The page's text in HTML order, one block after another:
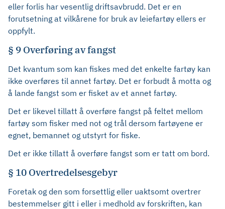
eller forlis har vesentlig driftsavbrudd. Det er en
forutsetning at vilkårene for bruk av leiefartøy ellers er
oppfylt.
§ 9 Overføring av fangst
Det kvantum som kan fiskes med det enkelte fartøy kan
ikke overføres til annet fartøy. Det er forbudt å motta og
å lande fangst som er fisket av et annet fartøy.
Det er likevel tillatt å overføre fangst på feltet mellom
fartøy som fisker med not og trål dersom fartøyene er
egnet, bemannet og utstyrt for fiske.
Det er ikke tillatt å overføre fangst som er tatt om bord.
§ 10 Overtredelsesgebyr
Foretak og den som forsettlig eller uaktsomt overtrer
bestemmelser gitt i eller i medhold av forskriften, kan